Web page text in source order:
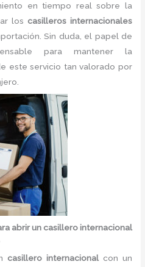
en tiempo real sobre la
los casilleros internacionales
Sin duda, el papel de
para mantener la
este servicio tan valorado por
abrir un casillero internacional
casillero internacionalcon un